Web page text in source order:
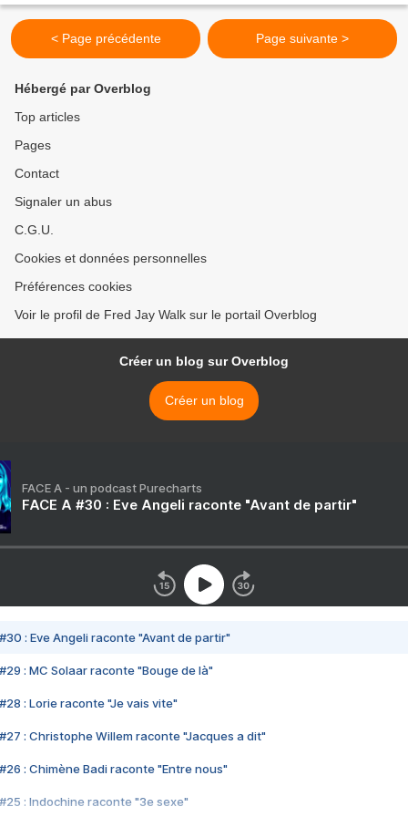
< Page précédente Page suivante >
Hébergé par Overblog
Top articles
Pages
Contact
Signaler un abus
C.G.U.
Cookies et données personnelles
Préférences cookies
Voir le profil de Fred Jay Walk sur le portail Overblog
Créer un blog sur Overblog
Créer un blog
FACE A - un podcast Purecharts
FACE A #30 : Eve Angeli raconte "Avant de partir"
#30 : Eve Angeli raconte "Avant de partir"
#29 : MC Solaar raconte "Bouge de là"
#28 : Lorie raconte "Je vais vite"
#27 : Christophe Willem raconte "Jacques a dit"
#26 : Chimène Badi raconte "Entre nous"
#25 : Indochine raconte "3e sexe"